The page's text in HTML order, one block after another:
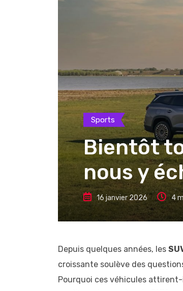
Sports
Bientôt
nous y
16 janvier 2026 4
Depuis quelques années, les
croissante soulève des
Pourquoi ces véhicules